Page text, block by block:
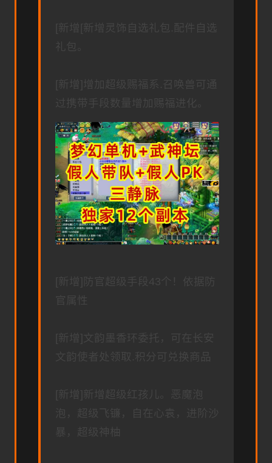
[新增[新增灵饰自选礼包.配件自选
礼包。
[新增]增加超级赐福系.召唤兽可通
过携带手段数量增加赐福进化。
[新增]防官超级手段43个！依据防
官属性
[新增]文韵墨香环委托，可在长安
文韵使者处领取.积分可兑换商品
[新增]新增超级红孩儿。恶魔泡
泡，超级飞镰，自在心袁，进阶沙
暴，超级神柚